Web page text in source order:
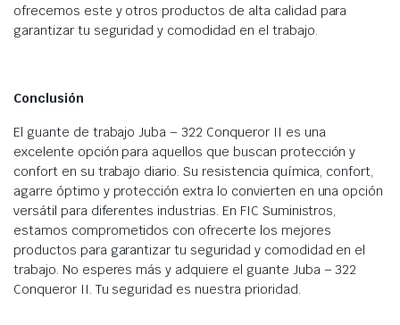
ofrecemos este y otros productos de alta calidad para
garantizar tu seguridad y comodidad en el trabajo.
Conclusión
El guante de trabajo Juba – 322 Conqueror II es una
excelente opción para aquellos que buscan protección y
confort en su trabajo diario. Su resistencia química, confort,
agarre óptimo y protección extra lo convierten en una opción
versátil para diferentes industrias. En FIC Suministros,
estamos comprometidos con ofrecerte los mejores
productos para garantizar tu seguridad y comodidad en el
trabajo. No esperes más y adquiere el guante Juba – 322
Conqueror II. Tu seguridad es nuestra prioridad.